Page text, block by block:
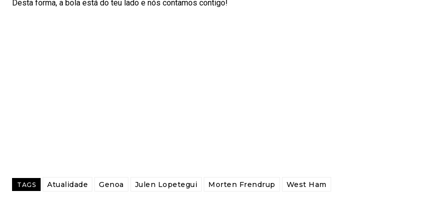
Desta forma, a bola está do teu lado e nós contamos contigo!
TAGS Atualidade Genoa Julen Lopetegui Morten Frendrup West Ham